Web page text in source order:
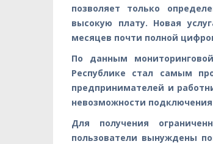
позволяет только
высокую плату. Новая
месяцев почти полной
По данным
Республике стал самым
предпринимателей и
невозможности подключения
Для получения
пользователи вынуждены